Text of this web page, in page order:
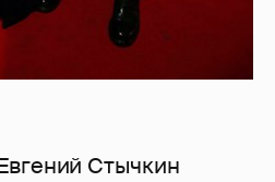
Стычкин